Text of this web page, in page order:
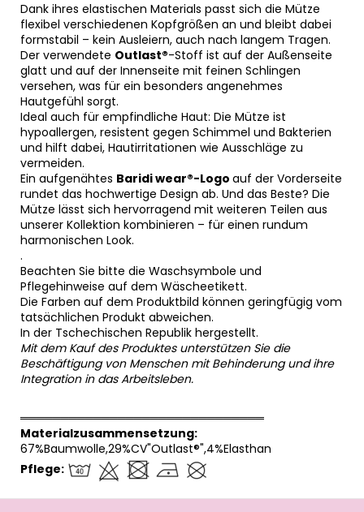
Dank ihres elastischen Materials passt sich die Mütze
flexibel verschiedenen Kopfgrößen an und bleibt dabei
formstabil – kein Ausleiern, auch nach langem Tragen.
Der verwendete Outlast®-Stoff ist auf der Außenseite
glatt und auf der Innenseite mit feinen Schlingen
versehen, was für ein besonders angenehmes
Hautgefühl sorgt.
Ideal auch für empfindliche Haut: Die Mütze ist
hypoallergen, resistent gegen Schimmel und Bakterien
und hilft dabei, Hautirritationen wie Ausschläge zu
vermeiden.
Ein aufgenähtes Baridi wear®-Logo auf der Vorderseite
rundet das hochwertige Design ab. Und das Beste? Die
Mütze lässt sich hervorragend mit weiteren Teilen aus
unserer Kollektion kombinieren – für einen rundum
harmonischen Look.
.
Beachten Sie bitte die Waschsymbole und
Pflegehinweise auf dem Wäscheetikett.
Die Farben auf dem Produktbild können geringfügig vom
tatsächlichen Produkt abweichen.
In der Tschechischen Republik hergestellt.
Mit dem Kauf des Produktes unterstützen Sie die
Beschäftigung von Menschen mit Behinderung und ihre
Integration in das Arbeitsleben.
══════════════════════════════
Materialzusammensetzung:
67%Baumwolle,29%CV"Outlast®",4%Elasthan
Pflege: